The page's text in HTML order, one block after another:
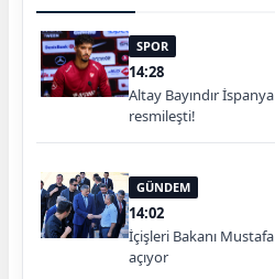
SPOR
14:28
Altay Bayındır
resmileşti!
GÜNDEM
14:02
İçişleri Bakanı
açıyor